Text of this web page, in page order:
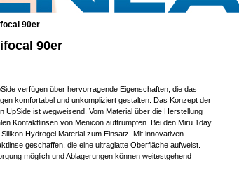
90er
90er
verfügen über hervorragende Eigenschaften, die das
komfortabel und unkompliziert gestalten. Das Konzept der
UpSide ist wegweisend. Vom Material über die Herstellung
Kontaktlinsen von Menicon auftrumpfen. Bei den Miru 1day
Hydrogel Material zum Einsatz. Mit innovativen
geschaffen, die eine ultraglatte Oberfläche aufweist.
möglich und Ablagerungen können weitestgehend